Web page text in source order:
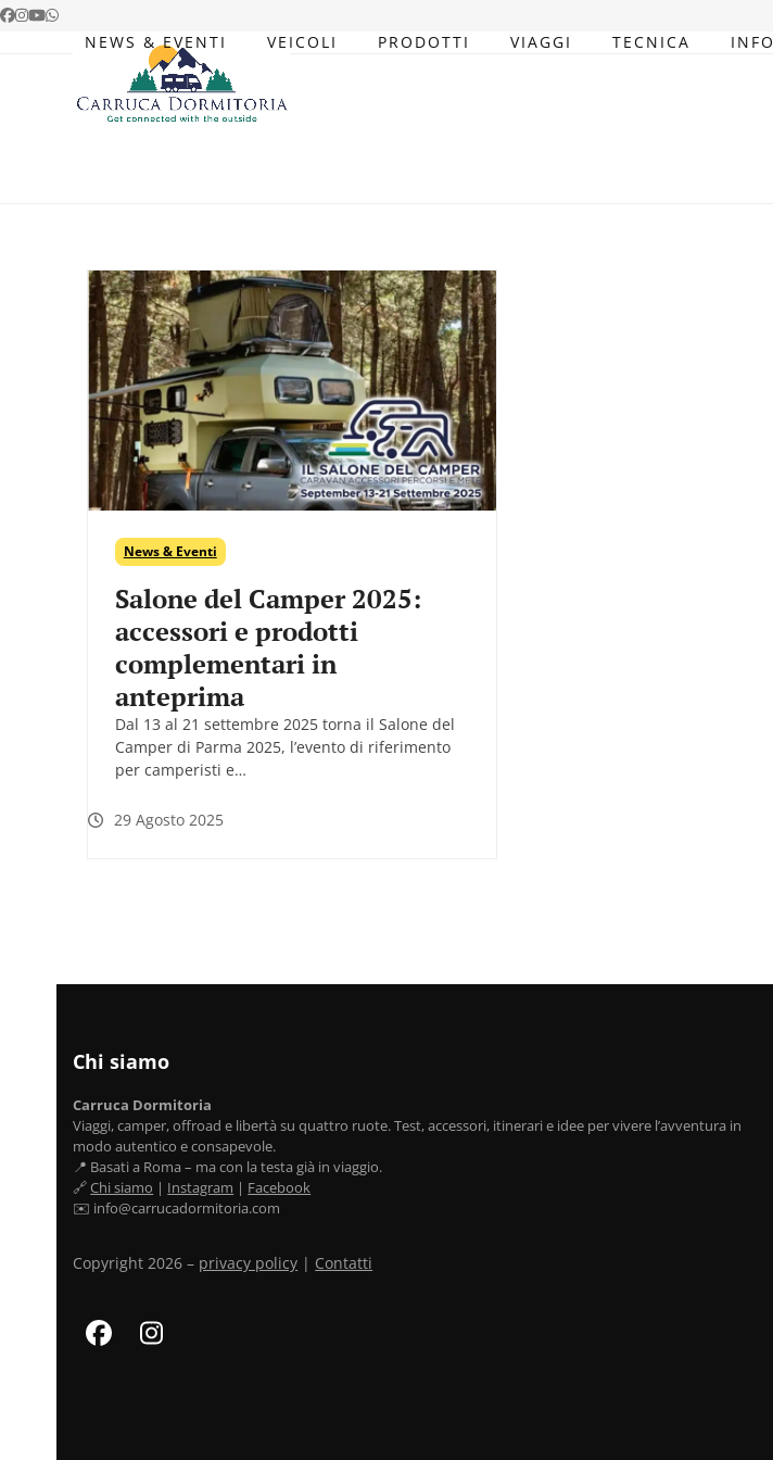
Skip
Facebook
Instagram
YouTube
Whatsapp
NEWS & EVENTI
VEICOLI PRODOTTI VIAGGI TECNICA INFO
News & Eventi
Salone del Camper 2025:
accessori e prodotti
complementari in
anteprima
Dal 13 al 21 settembre 2025 torna il Salone del
Camper di Parma 2025, l’evento di riferimento
per camperisti e…
29 Agosto 2025
Chi siamo
Carruca Dormitoria
Viaggi, camper, offroad e libertà su quattro ruote. Test, accessori, itinerari e idee per vivere l’avventura in
modo autentico e consapevole.
📍 Basati a Roma – ma con la testa già in viaggio.
🔗Chi siamo | Instagram | Facebook
✉️ info@carrucadormitoria.com
Copyright 2026 – privacy policy | Contatti
FacebookInstagram